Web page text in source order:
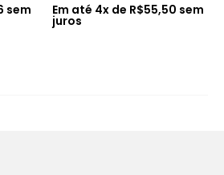
sem
Em até 4x de R$55,50 sem
juros